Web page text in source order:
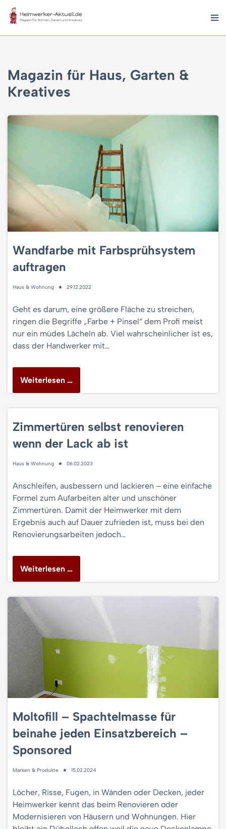
Zum
Inhalt
Magazin für Haus, Garten &
Kreatives
Wandfarbe mit Farbsprühsystem
auftragen
Haus & Wohnung 29.12.2022
Geht es darum, eine größere Fläche zu streichen,
ringen die Begriffe „Farbe + Pinsel“ dem Profi meist
nur ein müdes Lächeln ab. Viel wahrscheinlicher ist es,
dass der Handwerker mit…
Weiterlesen …
Zimmertüren selbst renovieren
wenn der Lack ab ist
Haus & Wohnung 06.02.2023
Anschleifen, ausbessern und lackieren – eine einfache
Formel zum Aufarbeiten alter und unschöner
Zimmertüren. Damit der Heimwerker mit dem
Ergebnis auch auf Dauer zufrieden ist, muss bei den
Renovierungsarbeiten jedoch…
Weiterlesen …
Moltofill – Spachtelmasse für
beinahe jeden Einsatzbereich –
Sponsored
Marken & Produkte 15.02.2024
Löcher, Risse, Fugen, in Wänden oder Decken, jeder
Heimwerker kennt das beim Renovieren oder
Modernisieren von Häusern und Wohnungen. Hier